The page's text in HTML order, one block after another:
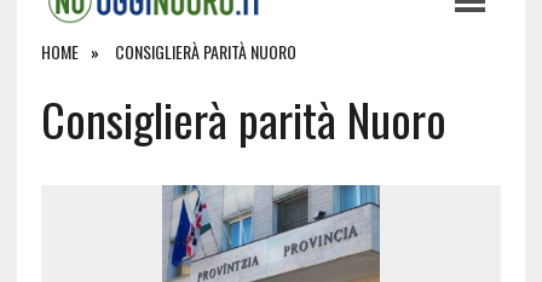
HOME CONSIGLIERÀ PARITÀ NUORO
Consiglierà parità Nuoro